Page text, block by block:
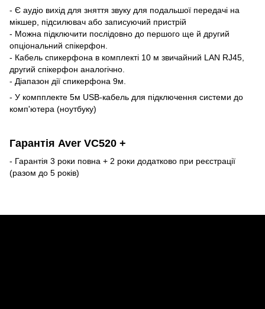
- Є аудіо вихід для зняття звуку для подальшої передачі на
мікшер, підсилювач або записуючий пристрій
- Можна підключити послідовно до першого ще й другий
опціональний спікерфон.
- Кабель спикерфона в комплекті 10 м звичайний LAN RJ45,
другий спікерфон аналогічно.
- Діапазон дії спикерфона 9м.
- У компплекте 5м USB-кабель для підключення системи до
комп'ютера (ноутбуку)
Гарантія Aver VC520 +
- Гарантія 3 роки повна + 2 роки додатково при реєстрації
(разом до 5 років)